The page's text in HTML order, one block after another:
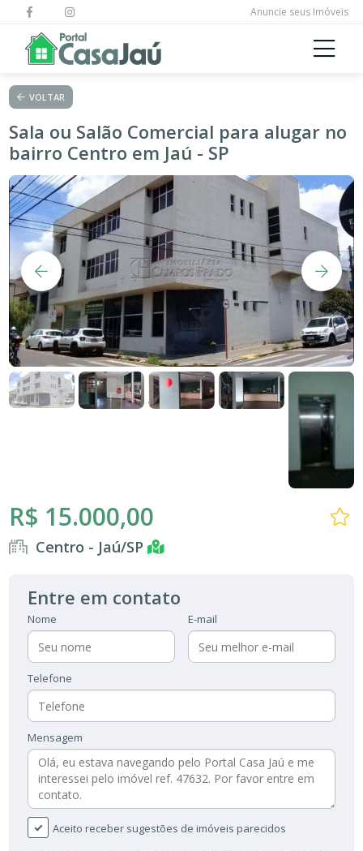
Anuncie seus Imóveis
VOLTAR
Sala ou Salão Comercial para alugar no
bairro Centro em Jaú - SP
R$ 15.000,00
Centro - Jaú/SP
Entre em contato
Nome E-mail
Telefone
Mensagem
Aceito receber sugestões de imóveis parecidos